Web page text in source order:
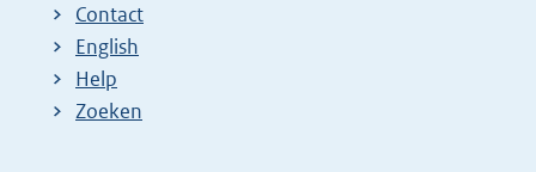
Contact
English
Help
Zoeken